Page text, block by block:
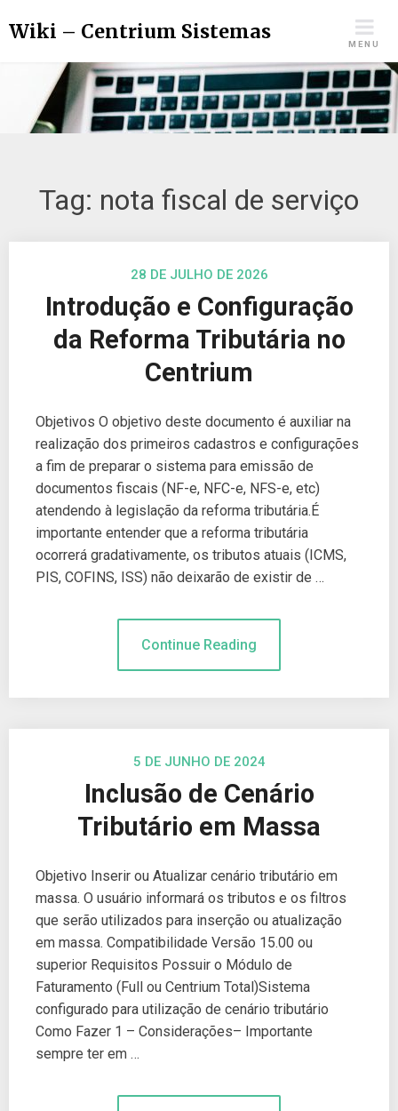
Wiki – Centrium Sistemas
MENU
Tag: nota fiscal de serviço
28 DE JULHO DE 2026
Introdução e Configuração
da Reforma Tributária no
Centrium
Objetivos O objetivo deste documento é auxiliar na
realização dos primeiros cadastros e configurações
a fim de preparar o sistema para emissão de
documentos fiscais (NF-e, NFC-e, NFS-e, etc)
atendendo à legislação da reforma tributária.É
importante entender que a reforma tributária
ocorrerá gradativamente, os tributos atuais (ICMS,
PIS, COFINS, ISS) não deixarão de existir de …
Continue Reading
5 DE JUNHO DE 2024
Inclusão de Cenário
Tributário em Massa
Objetivo Inserir ou Atualizar cenário tributário em
massa. O usuário informará os tributos e os filtros
que serão utilizados para inserção ou atualização
em massa. Compatibilidade Versão 15.00 ou
superior Requisitos Possuir o Módulo de
Faturamento (Full ou Centrium Total)Sistema
configurado para utilização de cenário tributário
Como Fazer 1 – Considerações– Importante
sempre ter em …